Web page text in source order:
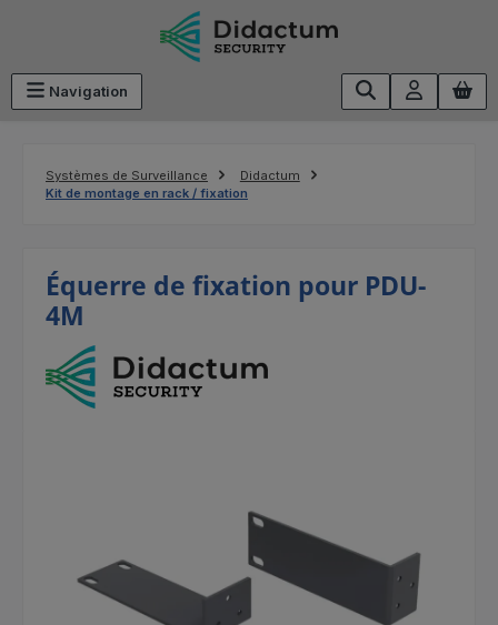
Passer au contenu principal
Navigation
Systèmes de Surveillance
Didactum
Kit de montage en rack / fixation
Équerre de fixation pour PDU-
4M